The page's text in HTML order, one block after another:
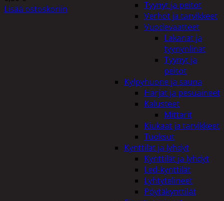
Tyynyt ja peitot
Verhot ja tarvikkeet
Vuodevaatteet
Lakanat ja
tyynynlinat
Tyynyt ja
peitot
Kylpyhuone ja sauna
Harjat ja pesuaineet
Kalusteet
Mittarit
Kiukaat ja tarvikkeet
Tuoksut
Kynttilät ja lyhdyt
Kynttilät ja lyhdyt
Led-kynttilät
Lyhtytelineet
Pöytäkynttilät
Lisää ostoskoriin